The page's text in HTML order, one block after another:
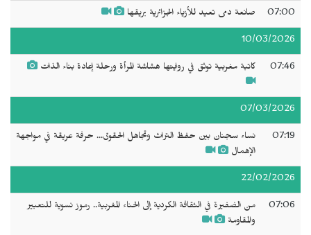
07:00 صانعة دمى تعيد للأزياء الجزائرية بريقها
10/03/2026
07:46 كاتبة مغربية توثق في روايتها هشاشة المرأة ورحلة إعادة بناء الذات
07/03/2026
07:19
نساء سجنان بين حفظ التراث وتجاهل الحقوق... حرفة عريقة في مواجهة
الإهمال
22/02/2026
07:06
من الضفيرة في الثقافة الكردية إلى الحناء المغربية.. رموز نسوية للتعبير
والمقاومة